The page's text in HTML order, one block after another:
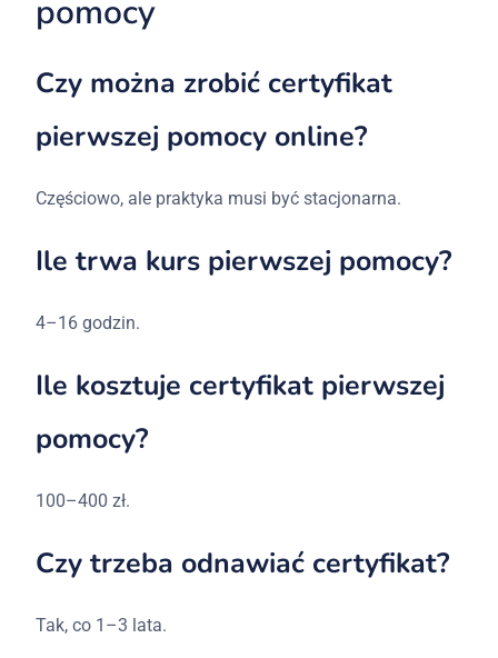
pomocy
Czy można zrobić certyfikat
pierwszej pomocy online?
Częściowo, ale praktyka musi byćstacjonarna.
Iletrwa kurs pierwszej pomocy?
4–16godzin.
Ile kosztuje certyfikat pierwszej
pomocy?
100–400zł.
Czytrzeba odnawiać certyfikat?
Tak,co 1–3 lata.